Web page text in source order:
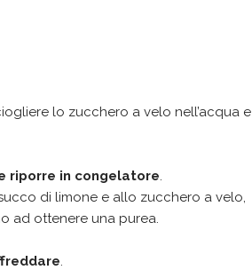
lo zucchero a velo nell’acqua e
riporre in congelatore
di limone e allo zucchero a velo,
ad ottenere una purea.